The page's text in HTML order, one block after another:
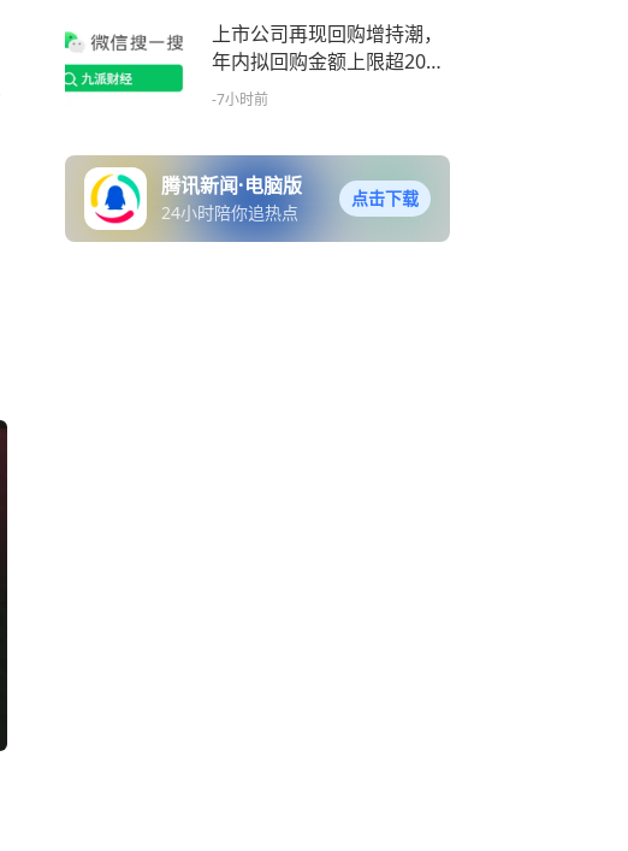
上市公司再现回购增持潮，
年内拟回购金额上限超2000
亿元，“真金白银”传递信心
-7小时前
腾讯新闻·电脑版
24小时陪你追热点
点击下载